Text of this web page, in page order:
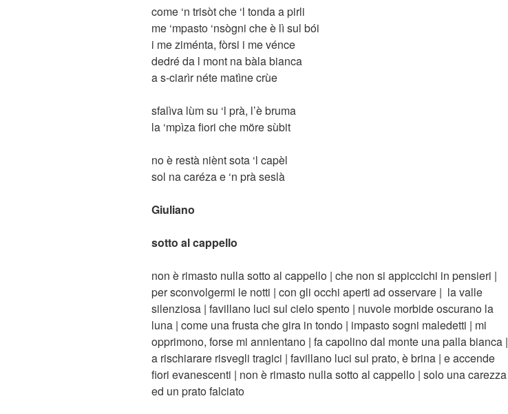
come ‘n trisòt che ‘l tonda a pirli
me ‘mpasto ‘nsògni che è lì sul bói
i me ziménta, fòrsi i me vénce
dedré da l mont na bàla bianca
a s-ciarìr néte matìne crùe
sfalìva lùm su ‘l prà, l’è bruma
la ‘mpìza fiori che möre sùbit
no è restà niènt sota ‘l capèl
sol na caréza e ‘n prà seslà
Giuliano
sotto al cappello
non è rimasto nulla sotto al cappello | che non si appiccichi in pensieri |
per sconvolgermi le notti | con gli occhi aperti ad osservare | la valle
silenziosa | favillano luci sul cielo spento | nuvole morbide oscurano la
luna | come una frusta che gira in tondo | impasto sogni maledetti | mi
opprimono, forse mi annientano | fa capolino dal monte una palla bianca |
a rischiarare risvegli tragici | favillano luci sul prato, è brina | e accende
fiori evanescenti | non è rimasto nulla sotto al cappello | solo una carezza
ed un prato falciato